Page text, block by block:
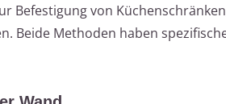
Befestigung von
Beide Methoden haben